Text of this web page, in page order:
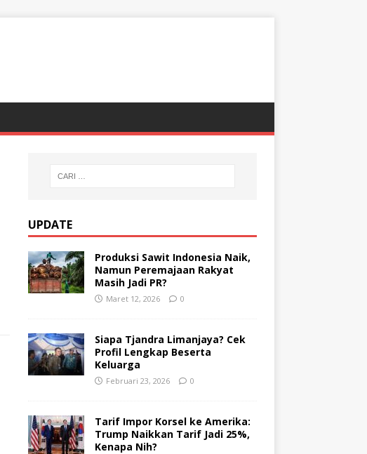
UPDATE
Produksi Sawit Indonesia Naik,
Namun Peremajaan Rakyat
Masih Jadi PR?
Maret 12, 2026 0
Siapa Tjandra Limanjaya? Cek
Profil Lengkap Beserta
Keluarga
Februari 23, 2026 0
Tarif Impor Korsel ke Amerika:
Trump Naikkan Tarif Jadi 25%,
Kenapa Nih?